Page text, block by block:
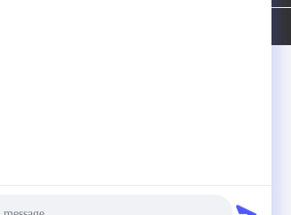
Ltd. すべての権利は保護されています.